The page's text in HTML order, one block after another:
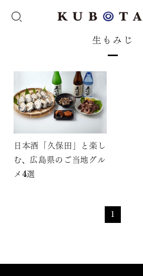
生もみじ
日本酒「久保田」と楽し
む、広島県のご当地グル
メ4選
1